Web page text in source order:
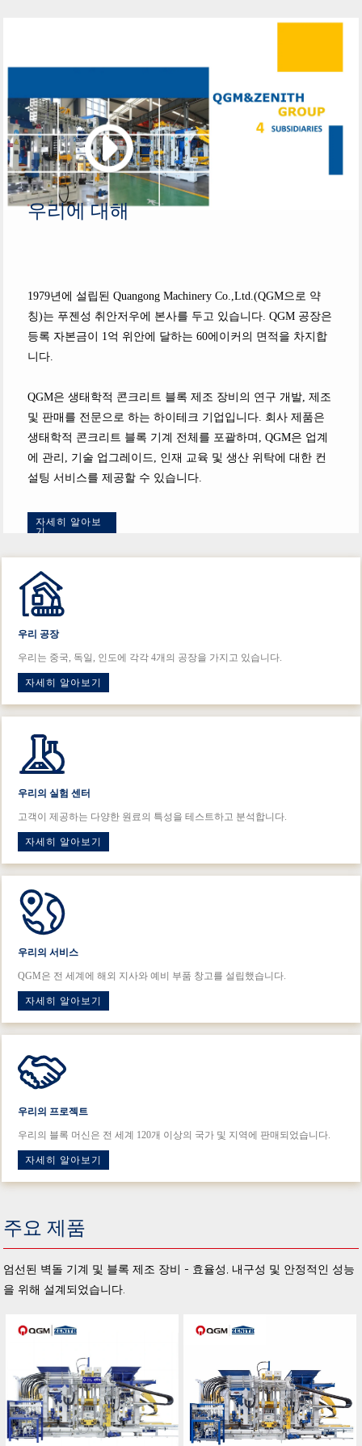
우리에 대해
1979년에 설립된 Quangong Machinery Co.,Ltd.(QGM으로 약
칭)는 푸젠성 취안저우에 본사를 두고 있습니다. QGM 공장은
등록 자본금이 1억 위안에 달하는 60에이커의 면적을 차지합
니다.
QGM은 생태학적 콘크리트 블록 제조 장비의 연구 개발, 제조
및 판매를 전문으로 하는 하이테크 기업입니다. 회사 제품은
생태학적 콘크리트 블록 기계 전체를 포괄하며, QGM은 업계
에 관리, 기술 업그레이드, 인재 교육 및 생산 위탁에 대한 컨
설팅 서비스를 제공할 수 있습니다.
자세히 알아보
기
우리 공장
우리는 중국, 독일, 인도에 각각 4개의 공장을 가지고 있습니다.
자세히 알아보기
우리의 실험 센터
고객이 제공하는 다양한 원료의 특성을 테스트하고 분석합니다.
자세히 알아보기
우리의 서비스
QGM은 전 세계에 해외 지사와 예비 부품 창고를 설립했습니다.
자세히 알아보기
우리의 프로젝트
우리의 블록 머신은 전 세계 120개 이상의 국가 및 지역에 판매되었습니다.
자세히 알아보기
주요 제품
엄선된 벽돌 기계 및 블록 제조 장비 - 효율성, 내구성 및 안정적인 성능
을 위해 설계되었습니다.